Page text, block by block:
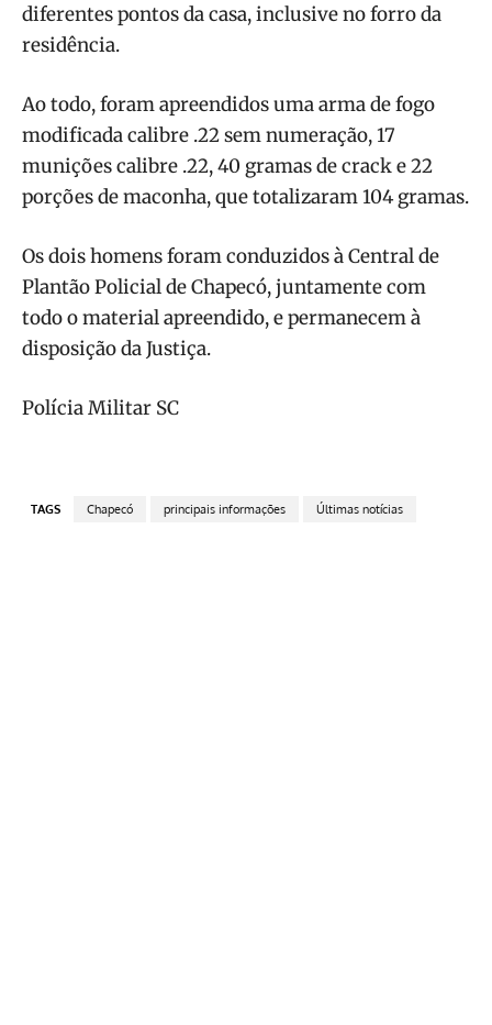
diferentes pontos da casa, inclusive no forro da
residência.
Ao todo, foram apreendidos uma arma de fogo
modificada calibre .22 sem numeração, 17
munições calibre .22, 40 gramas de crack e 22
porções de maconha, que totalizaram 104 gramas.
Os dois homens foram conduzidos à Central de
Plantão Policial de Chapecó, juntamente com
todo o material apreendido, e permanecem à
disposição da Justiça.
Polícia Militar SC
TAGS Chapecó principais informações Últimas notícias